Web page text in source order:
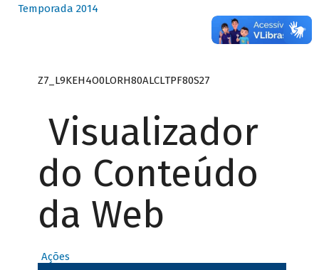
Temporada 2014
Z7_L9KEH4O0LORH80ALCLTPF80S27
Visualizador
do Conteúdo
da Web
Ações